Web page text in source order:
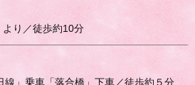
り／徒歩約10分
線」乗車「落合橋」下車／徒歩約５分